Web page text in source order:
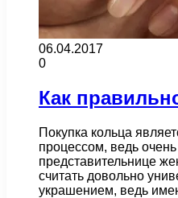
06.04.2017
0
Как
Покупка кольца
процессом, ведь
представительнице
считать довольно
украшением, ведь